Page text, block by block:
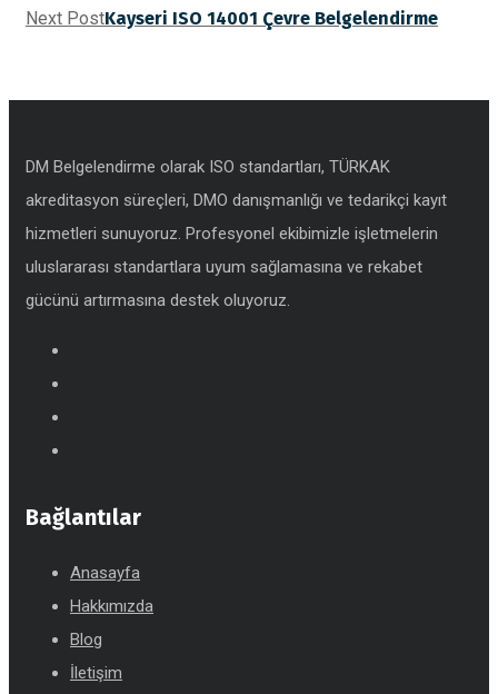
Next PostKayseri ISO 14001 Çevre Belgelendirme
DM Belgelendirme olarak ISO standartları, TÜRKAK
akreditasyon süreçleri, DMO danışmanlığı ve tedarikçi kayıt
hizmetleri sunuyoruz. Profesyonel ekibimizle işletmelerin
uluslararası standartlara uyum sağlamasına ve rekabet
gücünü artırmasına destek oluyoruz.
Bağlantılar
Anasayfa
Hakkımızda
Blog
İletişim